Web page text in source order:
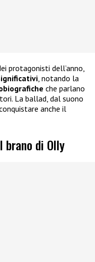
protagonisti dell’anno,
, notando la
che parlano
La ballad, dal suono
anche il
di Olly